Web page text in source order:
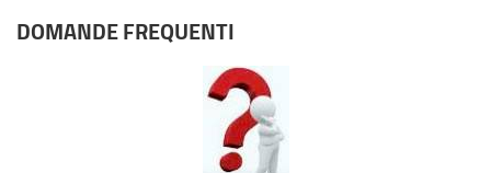
DOMANDE FREQUENTI